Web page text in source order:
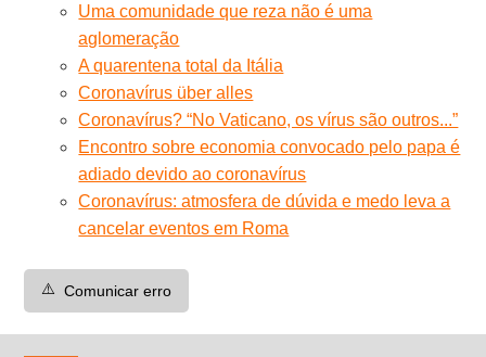
Uma comunidade que reza não é uma
aglomeração
A quarentena total da Itália
Coronavírus über alles
Coronavírus? “No Vaticano, os vírus são outros...”
Encontro sobre economia convocado pelo papa é
adiado devido ao coronavírus
Coronavírus: atmosfera de dúvida e medo leva a
cancelar eventos em Roma
⚠️ Comunicar erro